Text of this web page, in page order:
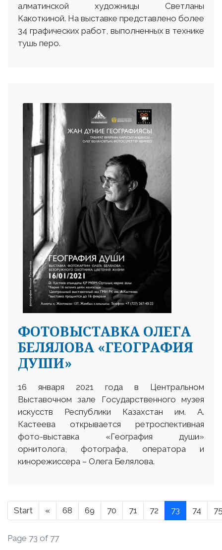
алматинской художницы Светланы
Какоткиной. На выставке представлено более
34 графических работ, выполненных в технике
тушь перо.
ФОТОВЫСТАВКА ОЛЕГА
БЕЛЯЛОВА «ГЕОГРАФИЯ
ДУШИ»
16 января 2021 года в Центральном
Выставочном зале Государственного музея
искусств Республики Казахстан им. А.
Кастеева открывается ретроспективная
фото-выставка «География души»
орнитолога, фотографа, оператора и
кинорежиссера – Олега Белялова.
Start « 68 69 70 71 72 73 74
Page 73 of 77